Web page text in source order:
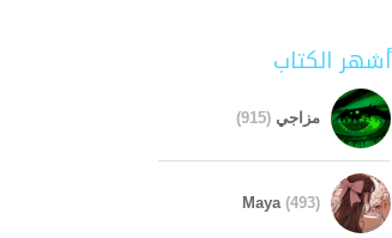
أشهر الكتاب
مزاجي (915)
Maya (493)